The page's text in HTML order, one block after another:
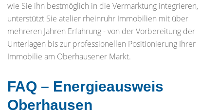
wie Sie ihn bestmöglich in die Vermarktung integrieren,
unterstützt Sie atelier rheinruhr Immobilien mit über
mehreren Jahren Erfahrung - von der Vorbereitung der
Unterlagen bis zur professionellen Positionierung Ihrer
Immobilie am Oberhausener Markt.
FAQ – Energieausweis
Oberhausen